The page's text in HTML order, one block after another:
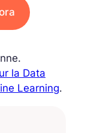
la Data
Learning.